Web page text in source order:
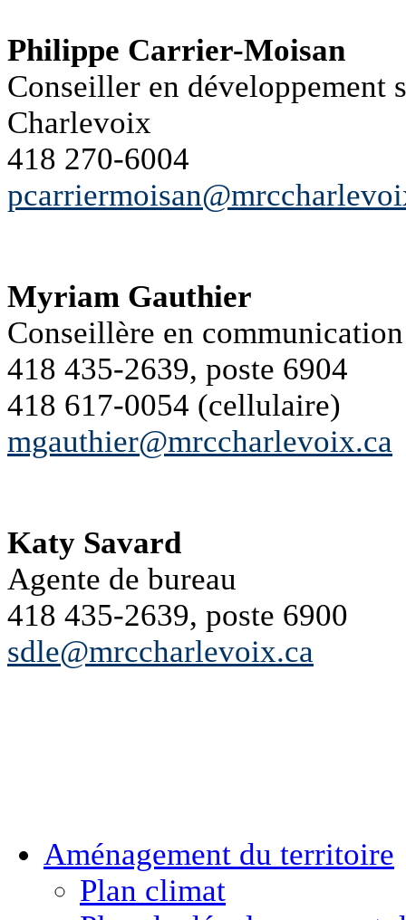
Philippe Carrier-Moisan
Conseiller en développement
Charlevoix
418 270-6004
Myriam Gauthier
Conseillère en
418 435-2639, poste 6904
418 617-0054 (cellulaire)
mgauthier@mrccharlevoix.ca
Katy Savard
Agente de bureau
418 435-2639, poste 6900
sdle@mrccharlevoix.ca
Aménagement du territoire
Plan climat